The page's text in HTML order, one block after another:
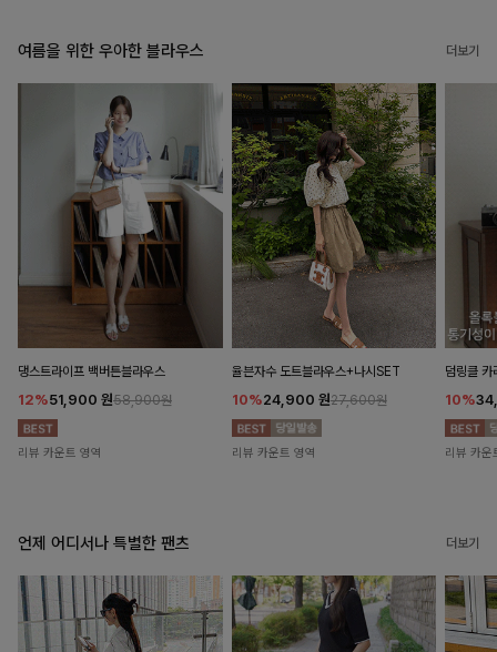
여름을 위한 우아한 블라우스 더보기
댕스트라이프 백버튼블라우스
12%51,900 원58,900원
리뷰 카운트 영역
율븐자수 도트블라우스+나시SET
10%24,900 원27,600원
리뷰 카운트 영역
덤링클 카
10%
리뷰 카운
언제 어디서나 특별한 팬츠 더보기